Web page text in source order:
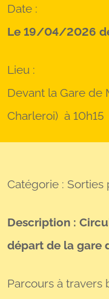
Date :
Le 19/04/2026
Lieu :
Devant la Gare de
Charleroi) à 10h15
Catégorie :
Description :
départ de la gare
Parcours à travers